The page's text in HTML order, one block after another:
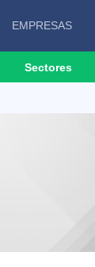
EMPRESAS
Sectores